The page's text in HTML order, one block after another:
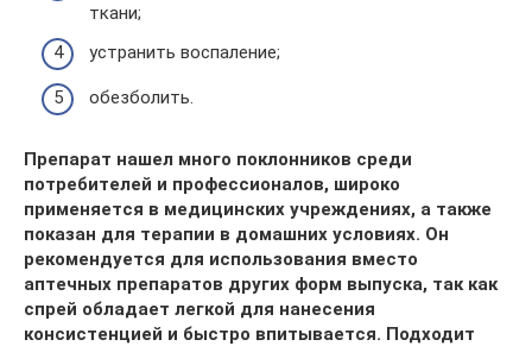
ткани;
устранить воспаление;
обезболить.
Препарат нашел много поклонников среди
потребителей и профессионалов, широко
применяется в медицинских учреждениях, а также
показан для терапии в домашних условиях. Он
рекомендуется для использования вместо
аптечных препаратов других форм выпуска, так как
спрей обладает легкой для нанесения
консистенцией и быстро впитывается. Подходит